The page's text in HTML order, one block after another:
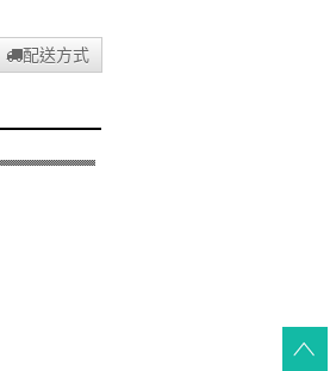
配送方式